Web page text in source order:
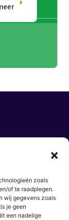
zoals
of te raadplegen.
wij gegevens zoals
je geen
een nadelige
|
Crispy